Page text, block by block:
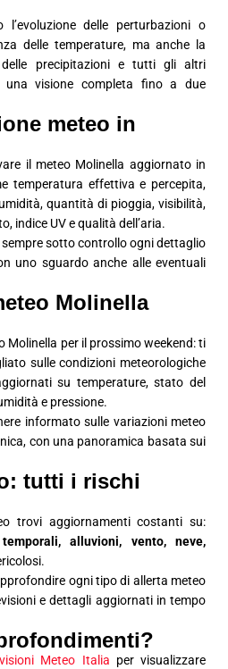
l’evoluzione delle perturbazioni o
delle temperature, ma anche la
precipitazioni e tutti gli altri
una visione completa fino a due
meteo in
il meteo Molinella aggiornato in
temperatura effettiva e percepita,
quantità di pioggia, visibilità,
indice UV e qualità dell’aria.
sotto controllo ogni dettaglio
uno sguardo anche alle eventuali
Molinella
Molinella per il prossimo weekend: ti
sulle condizioni meteorologiche
su temperature, stato del
e pressione.
informato sulle variazioni meteo
con una panoramica basata sui
tutti i rischi
trovi aggiornamenti costanti su:
alluvioni, vento, neve,
ogni tipo di allerta meteo
e dettagli aggiornati in tempo
Meteo Italia per visualizzare